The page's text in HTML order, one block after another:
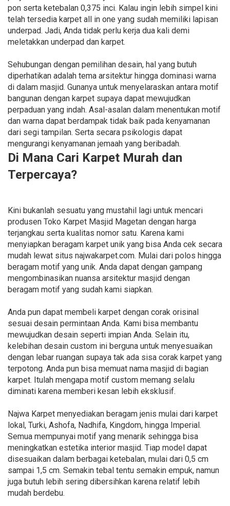
pon serta ketebalan 0,375 inci. Kalau ingin lebih simpel kini
telah tersedia karpet all in one yang sudah memiliki lapisan
underpad. Jadi, Anda tidak perlu kerja dua kali demi
meletakkan underpad dan karpet.
Sehubungan dengan pemilihan desain, hal yang butuh
diperhatikan adalah tema arsitektur hingga dominasi warna
di dalam masjid. Gunanya untuk menyelaraskan antara motif
bangunan dengan karpet supaya dapat mewujudkan
perpaduan yang indah. Asal-asalan dalam menentukan motif
dan warna dapat berdampak tidak baik pada kenyamanan
dari segi tampilan. Serta secara psikologis dapat
mengurangi kenyamanan jemaah yang beribadah.
Di Mana Cari Karpet Murah dan
Terpercaya?
Kini bukanlah sesuatu yang mustahil lagi untuk mencari
produsen Toko Karpet Masjid Magetan dengan harga
terjangkau serta kualitas nomor satu. Karena kami
menyiapkan beragam karpet unik yang bisa Anda cek secara
mudah lewat situs najwakarpet.com. Mulai dari polos hingga
beragam motif yang unik. Anda dapat dengan gampang
mengombinasikan nuansa arsitektur masjid dengan
beragam motif yang sudah kami siapkan.
Anda pun dapat membeli karpet dengan corak orisinal
sesuai desain permintaan Anda. Kami bisa membantu
mewujudkan desain seperti impian Anda. Selain itu,
kelebihan desain custom ini berguna untuk menyesuaikan
dengan lebar ruangan supaya tak ada sisa corak karpet yang
terpotong. Anda pun bisa memuat nama masjid di bagian
karpet. Itulah mengapa motif custom memang selalu
diminati karena memberi kesan lebih eksklusif.
Najwa Karpet menyediakan beragam jenis mulai dari karpet
lokal, Turki, Ashofa, Nadhifa, Kingdom, hingga Imperial.
Semua mempunyai motif yang menarik sehingga bisa
meningkatkan estetika interior masjid. Tiap model dapat
disesuaikan dalam berbagai ketebalan, mulai dari 0,5 cm
sampai 1,5 cm. Semakin tebal tentu semakin empuk, namun
juga butuh lebih sering dibersihkan karena relatif lebih
mudah berdebu.